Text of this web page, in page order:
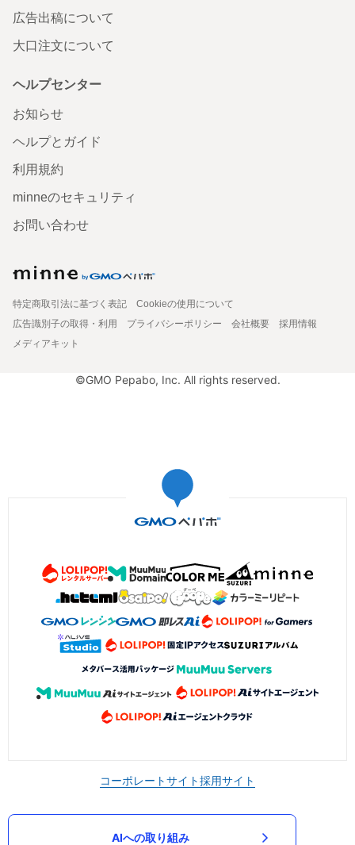
広告出稿について
大口注文について
ヘルプセンター
お知らせ
ヘルプとガイド
利用規約
minneのセキュリティ
お問い合わせ
特定商取引法に基づく表記
Cookieの使用について
広告識別子の取得・利用
プライバシーポリシー 会社概要
採用情報
メディアキット
©GMO Pepabo, Inc. All rights reserved.
コーポレートサイト採用サイト
AIへの取り組み